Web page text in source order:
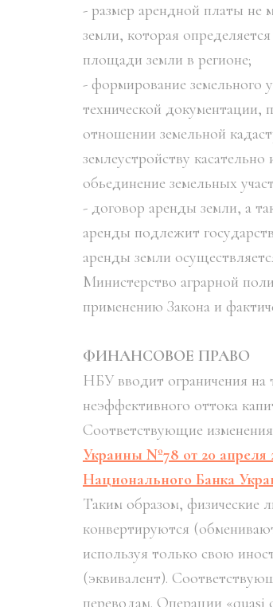
- размер арендной платы не
земли, которая
площади земли в регионе;
- формирование земельного
технической документации,
отношении земельной
землеустройству
обьединение земельных
- договор аренды земли, а
аренды подлежит
аренды земли
Министерство аграрной
применению Закона и
ФИНАНСОВОЕ ПРАВО
НБУ вводит ограничения на
неэффективного оттока
Соответствующие
Украины Nº78 от 20
Национального Банка
Таким образом, физические
конвертируются
используя только свою
(эквивалент).
переводам. Операции